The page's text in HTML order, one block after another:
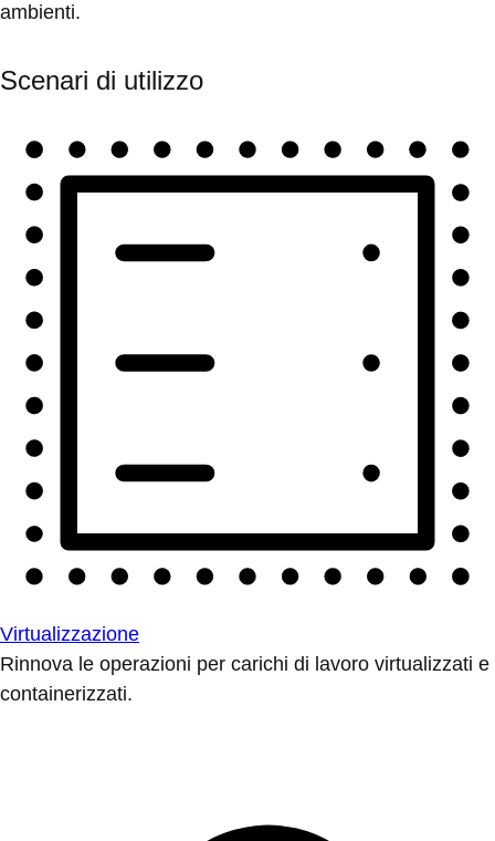
ambienti.
Scenari di utilizzo
Virtualizzazione
Rinnova le operazioni per carichi di lavoro virtualizzati e
containerizzati.